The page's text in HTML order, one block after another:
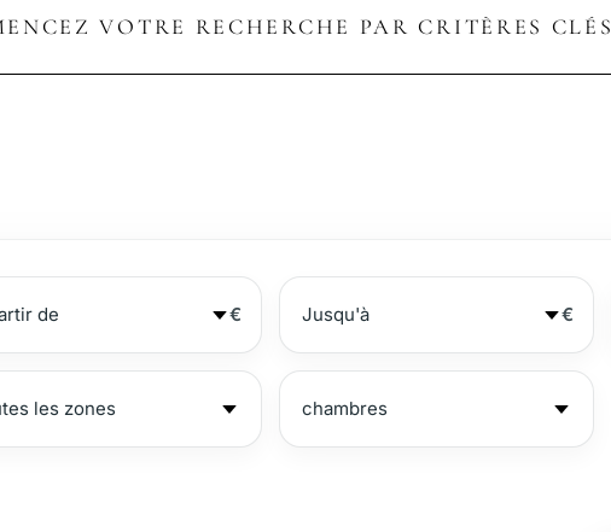
VOTRE RECHERCHE PAR CRITÈRES CLÉS
€ €